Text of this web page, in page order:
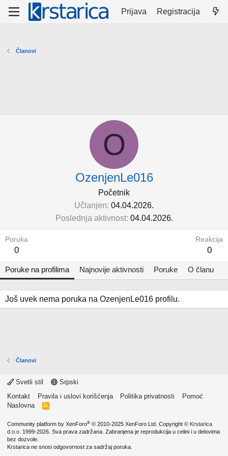
Prijava Registracija
Članovi
O
OzenjenLe016
Početnik
Učlanjen 04.04.2026.
Poslednja aktivnost 04.04.2026.
Poruka
0
Reakcija
0
Poruke na profilima Najnovije aktivnosti Poruke O članu
Još uvek nema poruka na OzenjenLe016 profilu.
Članovi
Svetli stil
Srpski
Kontakt
Pravila i uslovi korišćenja Politika privatnosti
Pomoć
Naslovna
R
Community platform by XenForo® © 2010-2025 XenForo Ltd. Copyright © Krstarica
d.o.o. 1999-2026. Sva prava zadržana. Zabranjena je reprodukcija u celini i u delovima
bez dozvole.
Krstarica ne snosi odgovornost za sadržaj poruka.